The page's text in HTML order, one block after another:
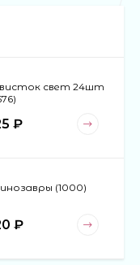
свет 24шт
₽
(1000)
₽